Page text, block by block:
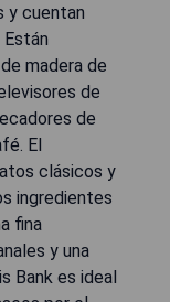
y cuentan
madera de
de
de
El
clásicos y
ingredientes
fina
y una
Bank es ideal